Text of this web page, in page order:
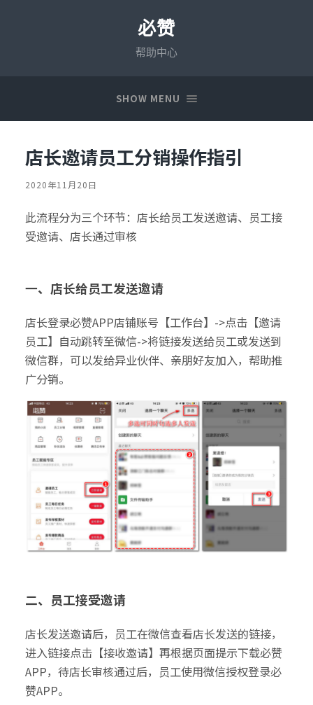
必赞
帮助中心
SHOW MENU
店长邀请员工分销操作指引
2020年11月20日
此流程分为三个环节：店长给员工发送邀请、员工接
受邀请、店长通过审核
一、店长给员工发送邀请
店长登录必赞APP店铺账号【工作台】->点击【邀请
员工】自动跳转至微信->将链接发送给员工或发送到
微信群，可以发给异业伙伴、亲朋好友加入，帮助推
广分销。
二、员工接受邀请
店长发送邀请后，员工在微信查看店长发送的链接，
进入链接点击【接收邀请】再根据页面提示下载必赞
APP，待店长审核通过后，员工使用微信授权登录必
赞APP。